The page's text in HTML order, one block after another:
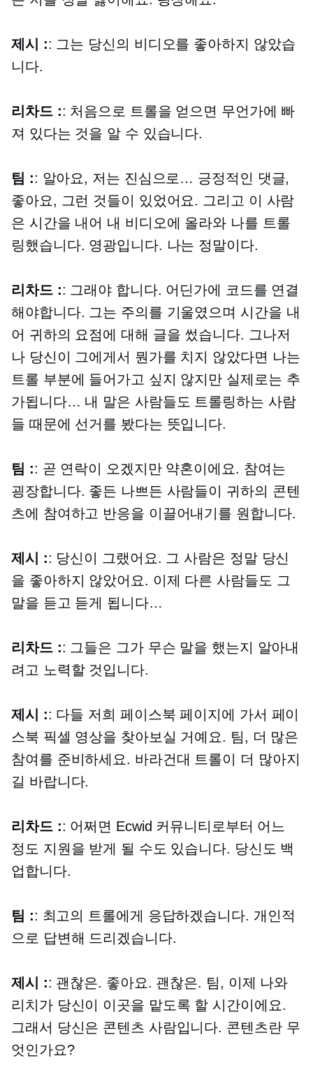
제시 :: 그는 당신의 비디오를 좋아하지 않았습
니다.
리차드 :: 처음으로 트롤을 얻으면 무언가에 빠
져 있다는 것을 알 수 있습니다.
팀 :: 알아요, 저는 진심으로… 긍정적인 댓글,
좋아요, 그런 것들이 있었어요. 그리고 이 사람
은 시간을 내어 내 비디오에 올라와 나를 트롤
링했습니다. 영광입니다. 나는 정말이다.
리차드 :: 그래야 합니다. 어딘가에 코드를 연결
해야합니다. 그는 주의를 기울였으며 시간을 내
어 귀하의 요점에 대해 글을 썼습니다. 그나저
나 당신이 그에게서 뭔가를 치지 않았다면 나는
트롤 부분에 들어가고 싶지 않지만 실제로는 추
가됩니다… 내 말은 사람들도 트롤링하는 사람
들 때문에 선거를 봤다는 뜻입니다.
팀 :: 곧 연락이 오겠지만 약혼이에요. 참여는
굉장합니다. 좋든 나쁘든 사람들이 귀하의 콘텐
츠에 참여하고 반응을 이끌어내기를 원합니다.
제시 :: 당신이 그랬어요. 그 사람은 정말 당신
을 좋아하지 않았어요. 이제 다른 사람들도 그
말을 듣고 듣게 됩니다…
리차드 :: 그들은 그가 무슨 말을 했는지 알아내
려고 노력할 것입니다.
제시 :: 다들 저희 페이스북 페이지에 가서 페이
스북 픽셀 영상을 찾아보실 거예요. 팀, 더 많은
참여를 준비하세요. 바라건대 트롤이 더 많아지
길 바랍니다.
리차드 :: 어쩌면 Ecwid 커뮤니티로부터 어느
정도 지원을 받게 될 수도 있습니다. 당신도 백
업합니다.
팀 :: 최고의 트롤에게 응답하겠습니다. 개인적
으로 답변해 드리겠습니다.
제시 :: 괜찮은. 좋아요. 괜찮은. 팀, 이제 나와
리치가 당신이 이곳을 맡도록 할 시간이에요.
그래서 당신은 콘텐츠 사람입니다. 콘텐츠란 무
엇인가요?